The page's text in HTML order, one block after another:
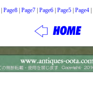
Page8 Page7 Page6 Page5 Page4